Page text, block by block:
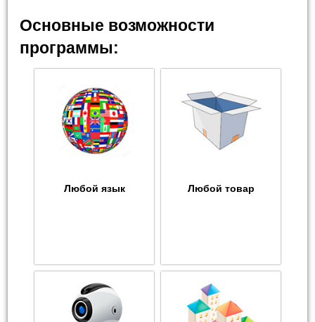
Основные возможности
программы:
Любой язык Любой товар